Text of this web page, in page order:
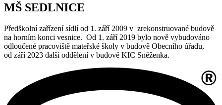
MŠ SEDLNICE
Předškolní zařízení sídlí od 1. září 2009 v zrekonstruované budově
na horním konci vesnice. Od 1. září 2019 bylo nově vybudováno
odloučené pracoviště mateřské školy v budově Obecního úřadu,
od září 2023 další oddělení v budově KIC Sněženka.